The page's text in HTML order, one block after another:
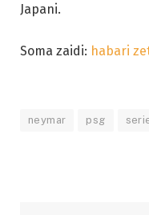
Japani.
Soma zaidi: habari
neymar psg